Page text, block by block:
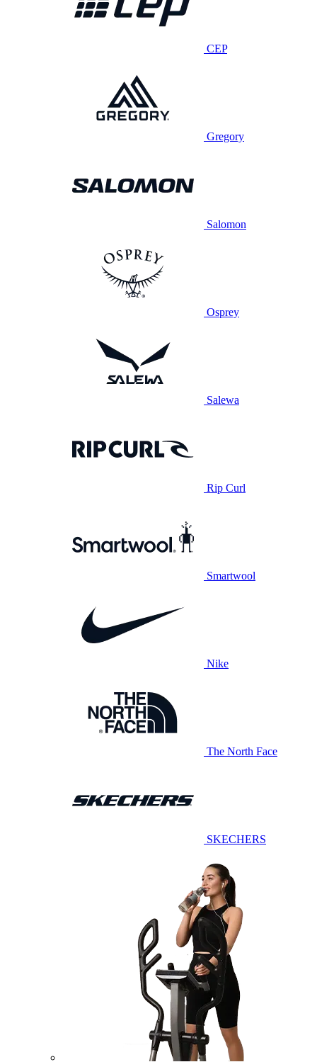
CEP
Gregory
Salomon
Osprey
Salewa
Rip Curl
Smartwool
Nike
The North Face
SKECHERS